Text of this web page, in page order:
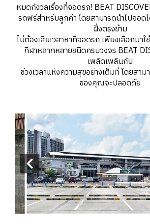
หมดกังวลเรื่องที่จอดรถ! BEAT
รถฟรีสำหรับลูกค้า โดยสามารถนำไปจอด
ฝั่งตรงข้าม
ไม่ต้องเสียเวลาหาที่จอดรถ เพียงเลือกมา
กีฬาหลากหลายชนิดครบวงจร BEAT
เพลิดเพลินกับ
ช่วงเวลาแห่งความสุขอย่างเต็มที่ โดยสาม
ของคุณจะปลอดภัย